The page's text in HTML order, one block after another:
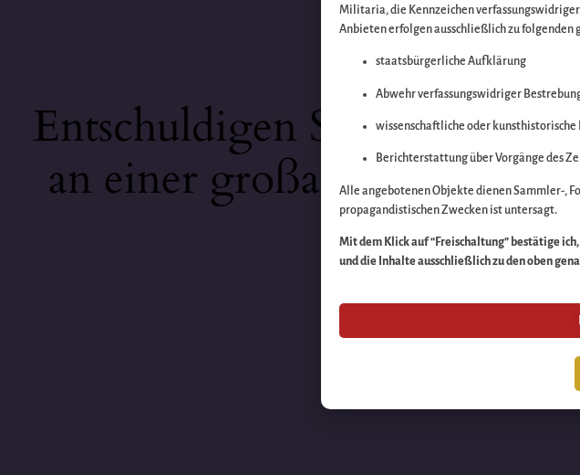
Entschuldigen Sie bitte die
an einer großartigen Sache
Militaria, die Kennzeichen
Anbieten erfolgen ausschließlich zu folgenden
staatsbürgerliche Aufklärung
Abwehr verfassungswidriger
wissenschaftliche oder kunsthistorische
Berichterstattung über Vorgänge des
Alle angebotenen Objekte dienen Sammler-,
propagandistischen Zwecken ist untersagt.
Mit dem Klick auf “Freischaltung” bestätige
und die Inhalte ausschließlich zu den oben